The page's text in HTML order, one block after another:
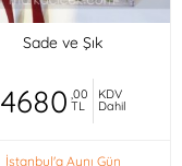
Sade ve Şık
4680 ,00
TL
KDV
Dahil
İstanbul'a Aynı Gün